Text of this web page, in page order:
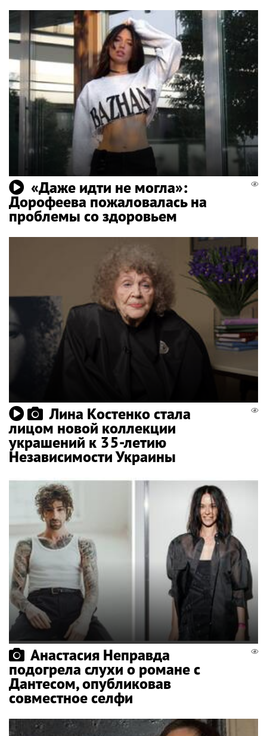
«Даже идти не могла»:
Дорофеева пожаловалась на
проблемы со здоровьем
Лина Костенко стала
лицом новой коллекции
украшений к 35-летию
Независимости Украины
Анастасия Неправда
подогрела слухи о романе с
Дантесом, опубликовав
совместное селфи